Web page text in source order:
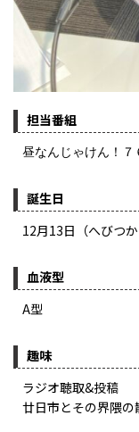
担当番組
昼なんじゃけん！
誕生日
12月13日（へびつか
血液型
A型
趣味
ラジオ聴取&投稿
廿日市とその界隈の